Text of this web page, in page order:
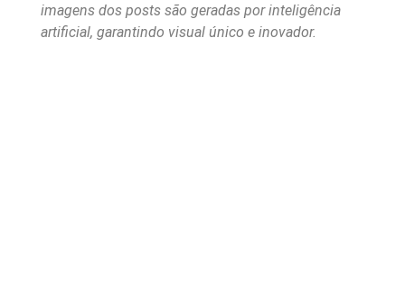
imagens dos posts são geradas por inteligência
artificial, garantindo visual único e inovador.